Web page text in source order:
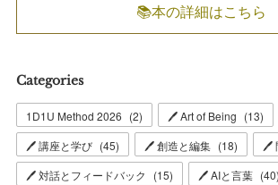
📚本の詳細はこちら
Categories
1D1U Method 2026 (2) 🖊 Art of Being (13)
🖊 講座と学び (45) 🖊 創造と編集 (18) 🖊
🖊 対話とフィードバック
(15) 🖊 AIと言葉 (40)